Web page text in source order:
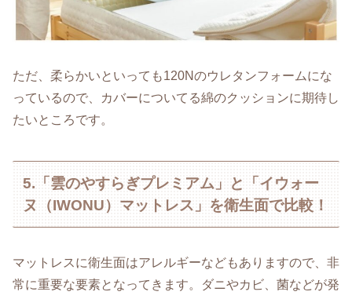
ただ、柔らかいといっても120Nのウレタンフォームにな
っているので、カバーについてる綿のクッションに期待し
たいところです。
5.「雲のやすらぎプレミアム」と「イウォー
ヌ（IWONU）マットレス」を衛生面で比較！
マットレスに衛生面はアレルギーなどもありますので、非
常に重要な要素となってきます。ダニやカビ、菌などが発